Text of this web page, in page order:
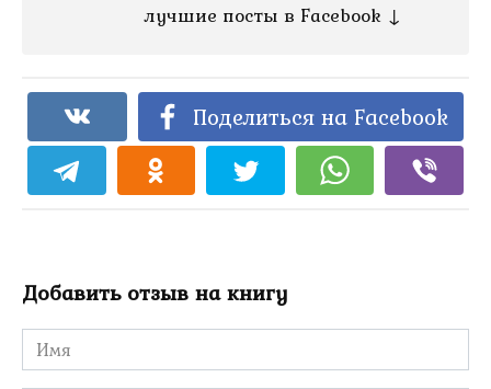
лучшие посты в Facebook ↓
Поделиться на Facebook
Добавить отзыв на книгу
Имя
*